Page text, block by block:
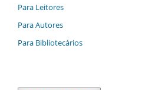
Para Leitores
Para Autores
Para Bibliotecários